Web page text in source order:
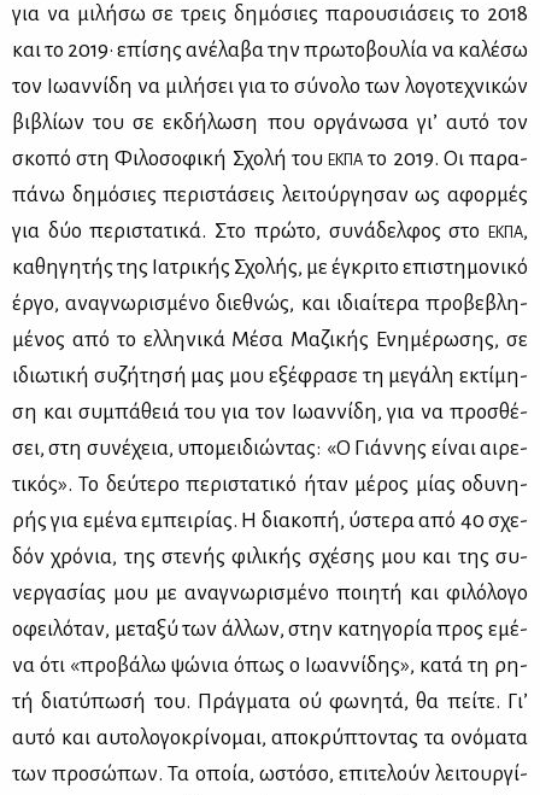
για να μι­λή­σω σε τρεις δη­μό­σιες πα­ρου­σιά­σεις το 2018
και το 2019· επί­σης ανέ­λα­βα την πρω­το­βου­λία να κα­λέ­σω
τον Ιω­αν­νί­δη να μι­λή­σει για το σύ­νο­λο των λο­γο­τε­χνι­κών
βι­βλί­ων του σε εκ­δή­λω­ση που ορ­γά­νω­σα γι’ αυ­τό τον
σκο­πό στη Φι­λο­σο­φι­κή Σχο­λή τουΕΚ­ΠΑ το 2019. Οι πα­ρα­
πά­νω δη­μό­σιες πε­ρι­στά­σεις λει­τούρ­γη­σαν ως αφορ­μές
για δύο πε­ρι­στα­τι­κά. Στο πρώ­το, συ­νά­δελ­φος στο ΕΚ­ΠΑ,
κα­θη­γη­τής της Ια­τρι­κής Σχο­λής, με έγκρι­το επι­στη­μο­νι­κό
έρ­γο, ανα­γνω­ρι­σμέ­νο διε­θνώς, και ιδιαί­τε­ρα προ­βε­βλη­
μέ­νος από το ελ­λη­νι­κά Μέ­σα Μα­ζι­κής Ενη­μέ­ρω­σης, σε
ιδιω­τι­κή συ­ζή­τη­σή μας μου εξέ­φρα­σε τη με­γά­λη εκτί­μη­
ση και συ­μπά­θειά του για τον Ιω­αν­νί­δη, για να προ­σθέ­
σει, στη συ­νέ­χεια, υπο­μει­διώ­ντας: «Ο Γιάν­νης εί­ναι αι­ρε­
τι­κός». Το δεύ­τε­ρο πε­ρι­στα­τι­κό ήταν μέ­ρος μί­ας οδυ­νη­
ρής για εμέ­να εμπει­ρί­ας. Η δια­κο­πή, ύστε­ρα από 40 σχε­
δόν χρό­νια, της στε­νής φι­λι­κής σχέ­σης μου και της συ­
νερ­γα­σί­ας μου με ανα­γνω­ρι­σμέ­νο ποι­η­τή και φι­λό­λο­γο
οφει­λό­ταν, με­τα­ξύ των άλ­λων, στην κα­τη­γο­ρία προς εμέ­
να ότι «προ­βά­λω ψώ­νια όπως ο Ιω­αν­νί­δης», κα­τά τη ρη­
τή δια­τύ­πω­σή του. Πράγ­μα­τα ού φω­νη­τά, θα πεί­τε. Γι’
αυ­τό και αυ­το­λο­γο­κρί­νο­μαι, απο­κρύ­πτο­ντας τα ονό­μα­τα
των προ­σώ­πων. Τα οποία, ωστό­σο, επι­τε­λούν λει­τουρ­γί­